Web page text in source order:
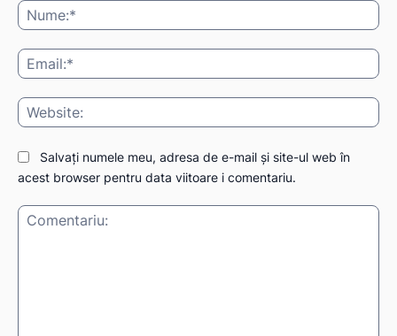
Salvați numele meu, adresa de e-mail și site-ul web în
acest browser pentru data viitoare i comentariu.